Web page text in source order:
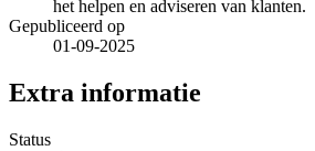
het helpen en adviseren van klanten.
Gepubliceerd op
01-09-2025
Extra informatie
Status